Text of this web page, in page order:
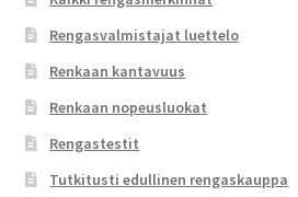
Rengasvalmistajat luettelo
Renkaan kantavuus
Renkaan nopeusluokat
Rengastestit
Tutkitusti edullinen rengaskauppa